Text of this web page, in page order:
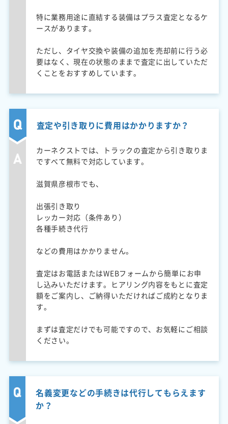
特に業務用途に直結する装備はプラス査定となるケ
ースがあります。
ただし、タイヤ交換や装備の追加を売却前に行う必
要はなく、現在の状態のままで査定に出していただ
くことをおすすめしています。
査定や引き取りに費用はかかりますか？
カーネクストでは、トラックの査定から引き取りま
ですべて無料で対応しています。
滋賀県彦根市でも、
出張引き取り
レッカー対応（条件あり）
各種手続き代行
などの費用はかかりません。
査定はお電話またはWEBフォームから簡単にお申
し込みいただけます。ヒアリング内容をもとに査定
額をご案内し、ご納得いただければご成約となりま
す。
まずは査定だけでも可能ですので、お気軽にご相談
ください。
名義変更などの手続きは代行してもらえます
か？